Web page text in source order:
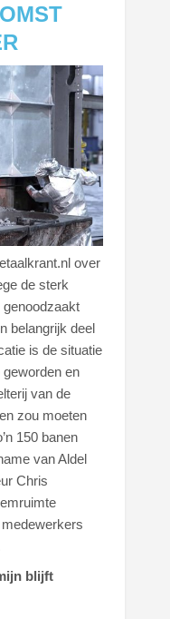
over
de sterk
belangrijk deel
is de situatie
geworden en
van de
zou moeten
150 banen
van Aldel
Chris
blijft